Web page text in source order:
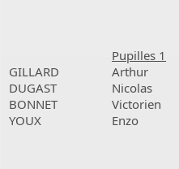
Pupilles 1
GILLARD
Arthur
DUGAST
Nicolas
BONNET
Victorien
YOUX
Enzo